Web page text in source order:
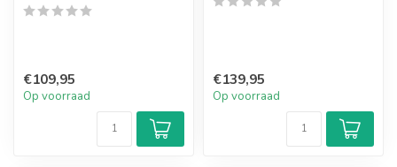
€109,95
Op voorraad
€139,95
Op voorraad